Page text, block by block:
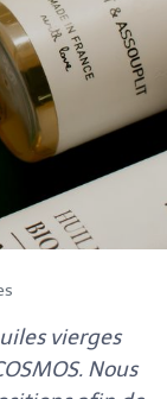
vierges
Nous